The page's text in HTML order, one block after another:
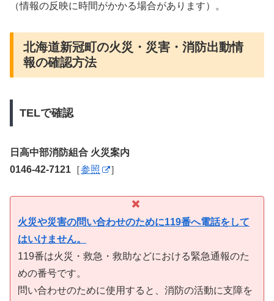
（情報の反映に時間がかかる場合があります）。
北海道新冠町の火災・災害・消防出動情
報の確認方法
TELで確認
日高中部消防組合 火災案内
0146-42-7121 ［参照 ］
火災や災害の問い合わせのために119番へ電話をして
はいけません。
119番は火災・救急・救助などにおける緊急通報のた
めの番号です。
問い合わせのために使用すると、消防の活動に支障を